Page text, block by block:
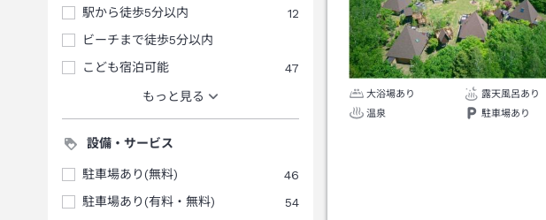
駅から徒歩5分以内
12
ビーチまで徒歩5分以内
こども宿泊可能
47
もっと見る
設備・サービス
駐車場あり(無料)
46
駐車場あり(有料・無料)
54
大浴場あり
露天風呂あり
温泉
駐車場あり